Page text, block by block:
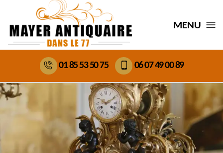
MENU
01 85 53 50 75 06 07 49 00 89